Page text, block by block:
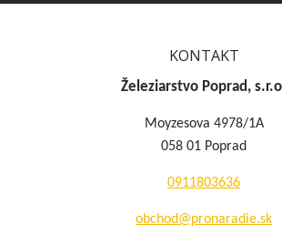
KONTAKT
Železiarstvo Poprad,
Moyzesova 4978/1A
058 01 Poprad
0911803636
obchod@pronaradie.sk